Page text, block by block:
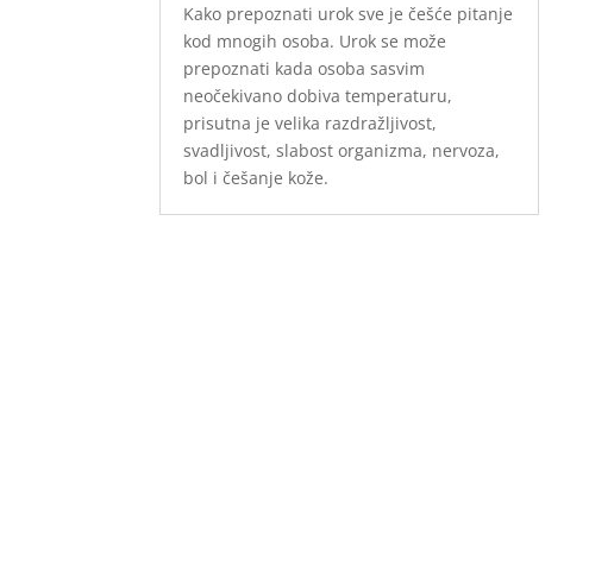
Kako prepoznati urok sve je češće pitanje
kod mnogih osoba. Urok se može
prepoznati kada osoba sasvim
neočekivano dobiva temperaturu,
prisutna je velika razdražljivost,
svadljivost, slabost organizma, nervoza,
bol i češanje kože.